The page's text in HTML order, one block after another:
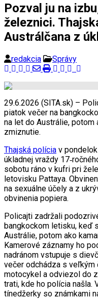
Pozval ju na
železnici.
Austrálčana z
redakcia Správy
29.6.2026 (SITA.sk) –
piatok večer na
na let do Austrálie, potom
zmiznutie.
Thajská polícia v
úkladnej vraždy
sobotu ráno v kufri pri
letovisku Pattaya.
na sexuálne účely a z
obvinenia popiera.
Policajti zadržali
bangkockom letisku, keď
Austrálie, potom ako
Kamerové záznamy ho
nadránom vstupuje s
večer odchádza s veľkým
motocykel a odviezol do
trati, kde ho polícia našla.
tínedžerky so známkami